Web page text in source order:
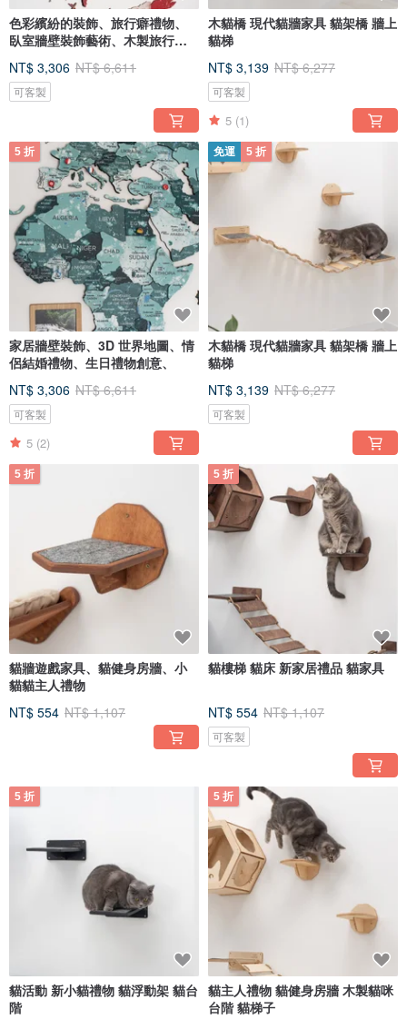
色彩繽紛的裝飾、旅行癖禮物、
臥室牆壁裝飾藝術、木製旅行地
NT$ 3,306 NT$ 6,611
可客製
木貓橋 現代貓牆家具 貓架橋 牆上
貓梯
NT$ 3,139 NT$ 6,277
可客製
5 (1)
5 折
家居牆壁裝飾、3D 世界地圖、情
侶結婚禮物、生日禮物創意、
NT$ 3,306 NT$ 6,611
可客製
5 (2)
免運 5 折
木貓橋 現代貓牆家具 貓架橋 牆上
貓梯
NT$ 3,139 NT$ 6,277
可客製
5 折
貓牆遊戲家具、貓健身房牆、小
貓貓主人禮物
NT$ 554 NT$ 1,107
5 折
貓樓梯 貓床 新家居禮品 貓家具
NT$ 554 NT$ 1,107
可客製
5 折
貓活動 新小貓禮物 貓浮動架 貓台
階
5 折
貓主人禮物 貓健身房牆 木製貓咪
台階 貓梯子